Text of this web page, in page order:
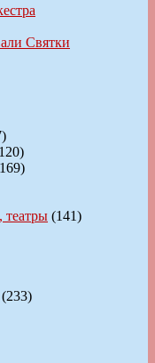
Святки
театры (141)
(233)